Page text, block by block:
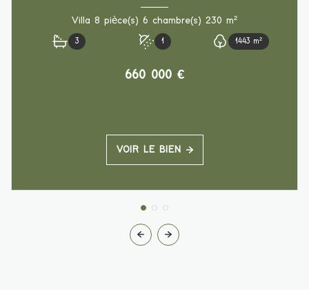
Villa 8 pièce(s) 6 chambre(s) 230 m²
3 1 1443 m²
660 000 €
VOIR LE BIEN